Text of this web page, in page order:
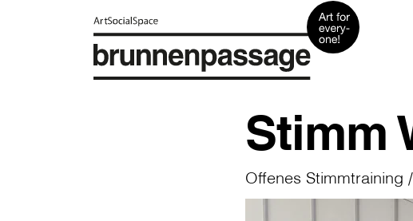
Stimm
Offenes Stimmtraining